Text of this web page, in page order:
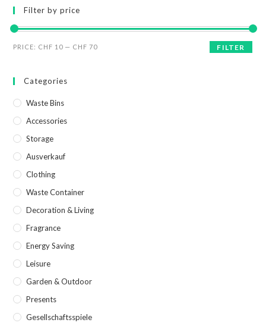
Filter by price
FILTER
PRICE: CHF 10 — CHF 70
Categories
Waste Bins
Accessories
Storage
Ausverkauf
Clothing
Waste Container
Decoration & Living
Fragrance
Energy Saving
Leisure
Garden & Outdoor
Presents
Gesellschaftsspiele